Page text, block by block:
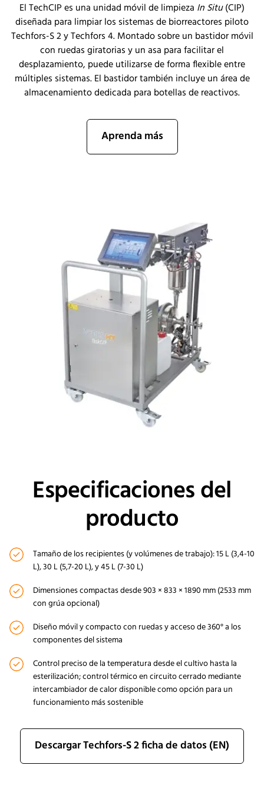
El TechCIP es una unidad móvil de limpieza In Situ(CIP)
diseñada para limpiar los sistemas de biorreactores piloto
Techfors-S 2 y Techfors 4. Montado sobre un bastidor móvil
con ruedas giratorias y un asa para facilitar el
desplazamiento, puede utilizarse de forma flexible entre
múltiples sistemas. El bastidor también incluye un área de
almacenamiento dedicada para botellas de reactivos.
Aprenda más
Especificaciones del
producto
Tamaño de los recipientes (y volúmenes de trabajo): 15 L (3,4-10
L), 30 L (5,7-20 L), y 45 L (7-30 L)
Dimensiones compactas desde 903 × 833 × 1890 mm (2533 mm
con grúa opcional)
Diseño móvil y compacto con ruedas y acceso de 360° a los
componentes del sistema
Control preciso de la temperatura desde el cultivo hasta la
esterilización; control térmico en circuito cerrado mediante
intercambiador de calor disponible como opción para un
funcionamiento más sostenible
Descargar Techfors-S 2 ficha de datos (EN)